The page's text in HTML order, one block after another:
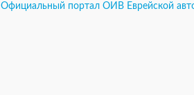
Официальный портал ОИВ Еврейской